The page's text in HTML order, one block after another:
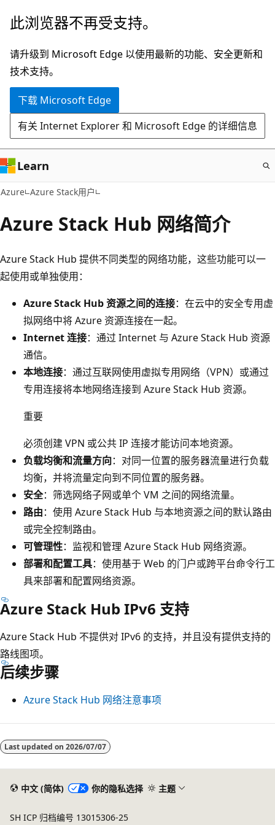
跳
主
要
内
此浏览器不再受支持。
请升级到 Microsoft Edge 以使用最新的功能、安全更新和
技术支持。
下载 Microsoft Edge
有关 Internet Explorer 和 Microsoft Edge 的详细信息
Learn
Azure Azure Stack用户
Azure Stack Hub 网络简介
Azure Stack Hub 提供不同类型的网络功能，这些功能可以一
起使用或单独使用：
Azure Stack Hub 资源之间的连接：在云中的安全专用虚
拟网络中将 Azure 资源连接在一起。
Internet 连接：通过 Internet 与 Azure Stack Hub 资源
通信。
本地连接：通过互联网使用虚拟专用网络（VPN）或通过
专用连接将本地网络连接到 Azure Stack Hub 资源。
重要
必须创建 VPN 或公共 IP 连接才能访问本地资源。
负载均衡和流量方向：对同一位置的服务器流量进行负载
均衡，并将流量定向到不同位置的服务器。
安全：筛选网络子网或单个 VM 之间的网络流量。
路由：使用 Azure Stack Hub 与本地资源之间的默认路由
或完全控制路由。
可管理性：监视和管理 Azure Stack Hub 网络资源。
部署和配置工具：使用基于 Web 的门户或跨平台命令行工
具来部署和配置网络资源。
Azure Stack Hub IPv6 支持
Azure Stack Hub 不提供对 IPv6 的支持，并且没有提供支持的
路线图项。
后续步骤
Azure Stack Hub 网络注意事项
阅
读Last updated on 2026/07/07
中文 (简体) 你的隐私选择 主题
SH ICP 归档编号 13015306-25